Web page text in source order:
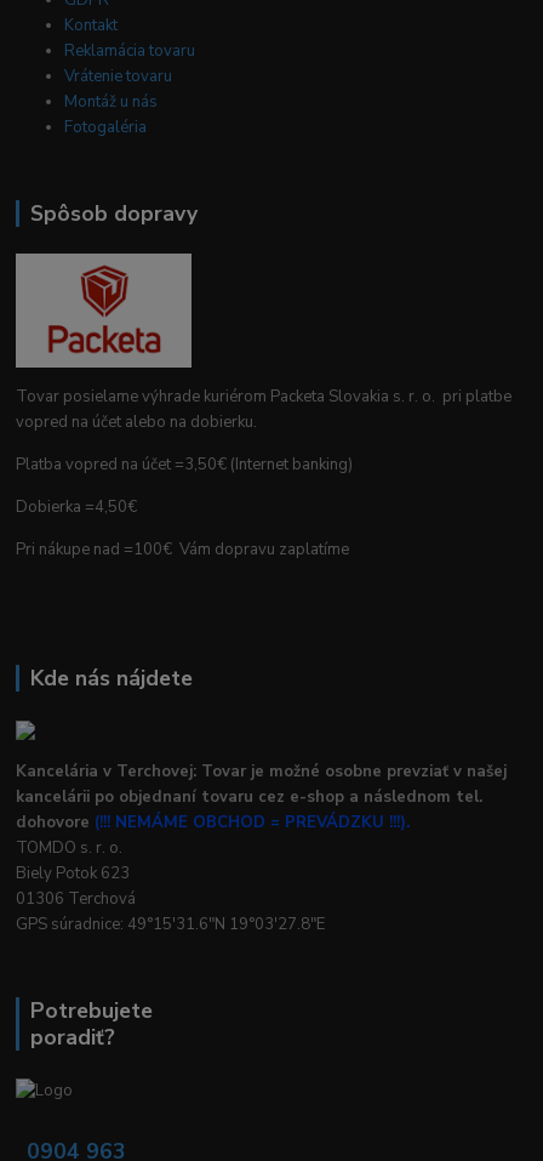
Kontakt
Reklamácia tovaru
Vrátenie tovaru
Montáž u nás
Fotogaléria
Spôsob dopravy
Tovar posielame výhrade kuriérom Packeta Slovakia s. r. o. pri platbe
vopred na účet alebo na dobierku.
Platba vopred na účet =3,50€ (Internet banking)
Dobierka =4,50€
Pri nákupe nad =100€ Vám dopravu zaplatíme
Kde nás nájdete
Kancelária v Terchovej: Tovar je možné osobne prevziať v našej
kancelárii po objednaní tovaru cez e-shop a následnom tel.
dohovore (!!! NEMÁME OBCHOD = PREVÁDZKU !!!).
TOMDO s. r. o.
Biely Potok 623
01306 Terchová
GPS súradnice: 49°15'31.6"N 19°03'27.8"E
Potrebujete
poradiť?
0904 963